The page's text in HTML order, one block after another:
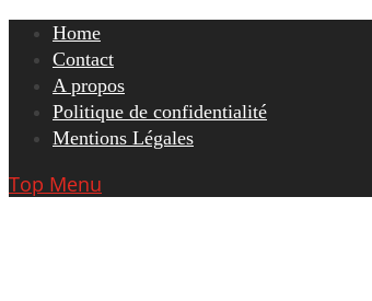
Skip
content
Home
Contact
A propos
Politique de confidentialité
Mentions Légales
Top Menu